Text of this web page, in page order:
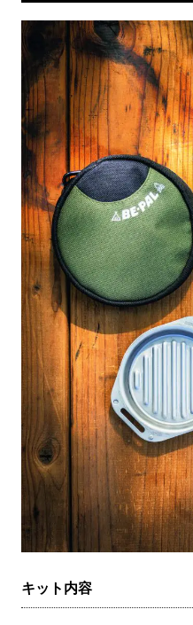
キット内容